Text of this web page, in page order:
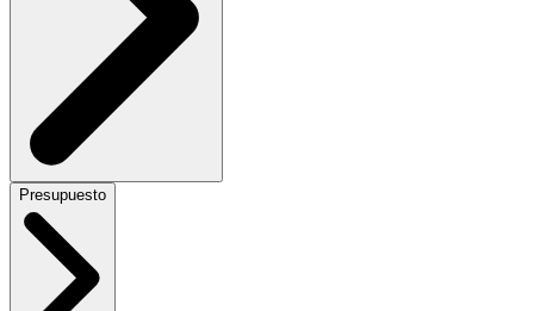
Presupuesto